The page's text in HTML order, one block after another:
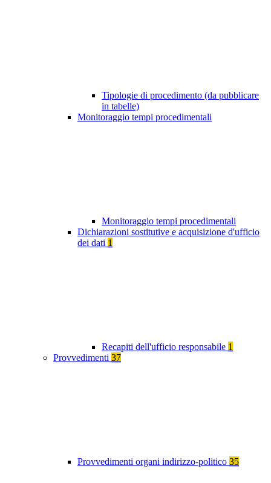
Tipologie di procedimento (da pubblicare
in tabelle)
Monitoraggio tempi procedimentali
Monitoraggio tempi procedimentali
Dichiarazioni sostitutive e acquisizione d'ufficio
dei dati 1
Recapiti dell'ufficio responsabile 1
Provvedimenti 37
Provvedimenti organi indirizzo-politico 35